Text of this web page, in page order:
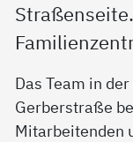
Das Team in
Gerberstraße
Mitarbeitenden